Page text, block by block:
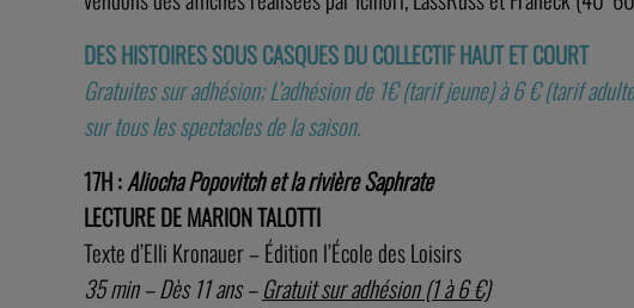
DES HISTOIRES SOUS CASQUES DU COLLECTIF HAUT ET COURT
Gratuites sur adhésion;L’adhésion de 1€ (tarif jeune) à 6 € (tarif
sur tous les spectacles de la saison.
17H :Aliocha Popovitch et la rivière Saphrate
LECTURE DE MARION TALOTTI
Texte d’Elli Kronauer – Édition l’École des Loisirs
35 min – Dès 11 ans –Gratuit sur adhésion (1 à 6 €)